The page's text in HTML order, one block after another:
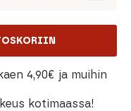
4,90€ ja muihin
kotimaassa!